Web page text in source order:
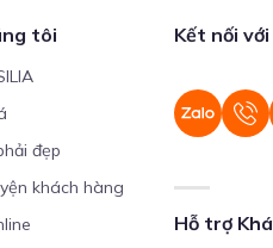
tôi
đẹp
khách hàng
Kết nối
Hỗ trợ